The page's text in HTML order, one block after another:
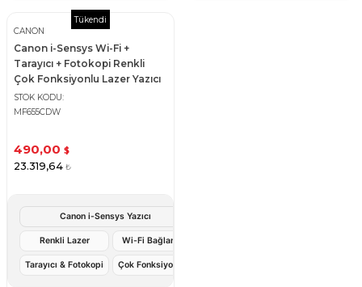
Tükendi
CANON
Canon i-Sensys Wi-Fi +
Tarayıcı + Fotokopi Renkli
Çok Fonksiyonlu Lazer Yazıcı
STOK KODU
MF655CDW
490,00 $
23.319,64 ₺
Canon i-Sensys Yazıcı
Renkli Lazer Wi-Fi Bağlantı
Tarayıcı & Fotokopi Çok Fonksiyonlu